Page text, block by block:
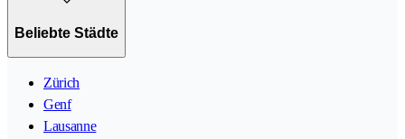
Beliebte Städte
Zürich
Genf
Lausanne